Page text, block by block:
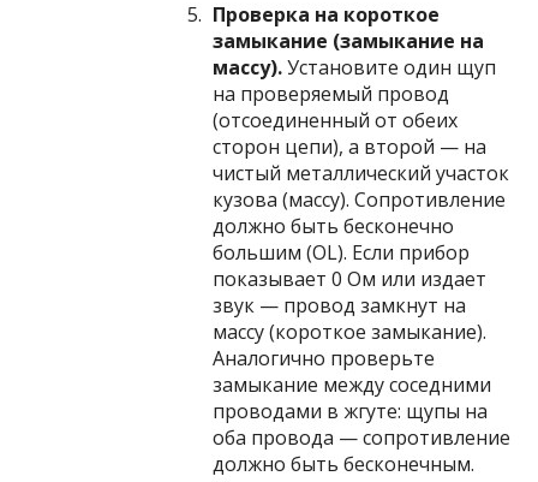
Проверка на короткое
замыкание (замыкание на
массу).Установите один щуп
на проверяемый провод
(отсоединенный от обеих
сторон цепи), а второй — на
чистый металлический участок
кузова (массу). Сопротивление
должно быть бесконечно
большим (OL). Если прибор
показывает 0 Ом или издает
звук — провод замкнут на
массу (короткое замыкание).
Аналогично проверьте
замыкание между соседними
проводами в жгуте: щупы на
оба провода — сопротивление
должно быть бесконечным.